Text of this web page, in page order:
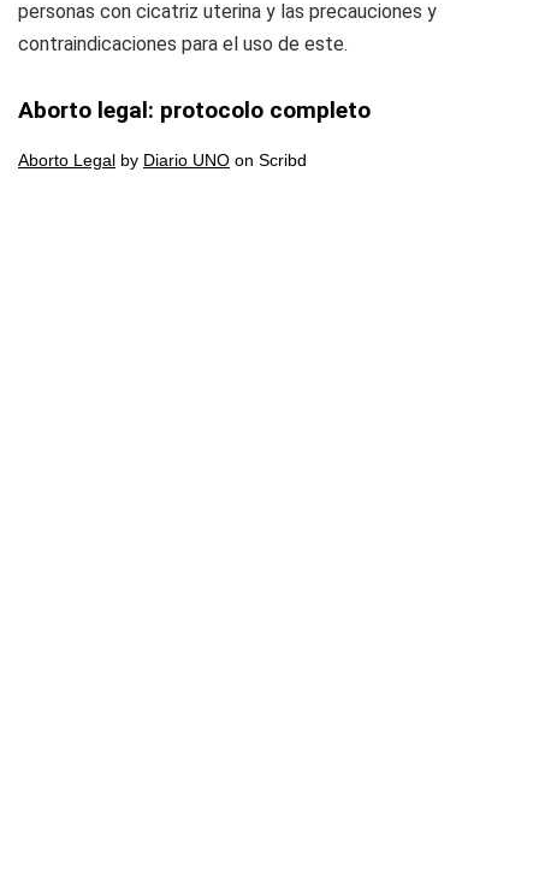
personas con cicatriz uterina y las precauciones y
contraindicaciones para el uso de este.
Aborto legal: protocolo completo
Aborto Legal by Diario UNO on Scribd